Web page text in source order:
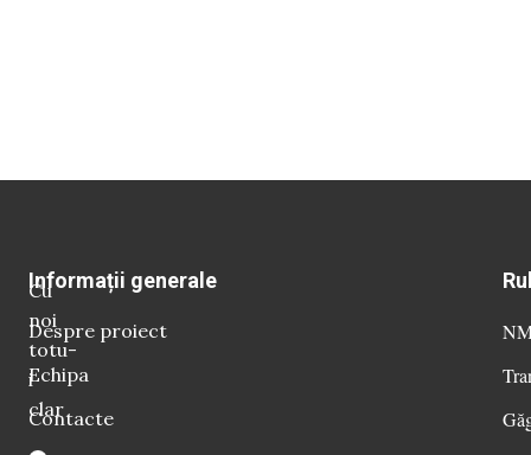
Cu
noi
totu-
i
clar
Informații generale
Despre proiect
Echipa
Contacte